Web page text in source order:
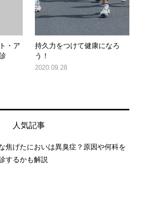
・ア
持久力をつけて健康になろ
う！
2020.09.28
人気記事
焦げたにおいは異臭症？原因や何科を
するかも解説